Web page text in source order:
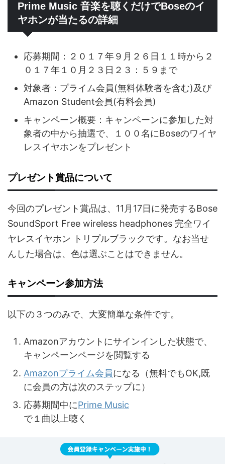
Prime Music 音楽を聴くだけでBoseのイ
ヤホンが当たるの詳細
応募期間：２０１７年９月２６日１１時から２
０１７年１０月２３日２３：５９まで
対象者：プライム会員(無料体験者を含む)及び
Amazon Student会員(有料会員)
キャンペーン概要：キャンペーンに参加した対
象者の中から抽選で、１００名にBoseのワイヤ
レスイヤホンをプレゼント
プレゼント賞品について
今回のプレゼント賞品は、11月17日に発売するBose
SoundSport Free wireless headphones 完全ワイ
ヤレスイヤホン トリプルブラックです。なお当せ
んした場合は、色は選ぶことはできません。
キャンペーン参加方法
以下の３つのみで、大変簡単な条件です。
Amazonアカウントにサインインした状態で、
キャンペーンページを閲覧する
Amazonプライム会員になる（無料でもOK,既
に会員の方は次のステップに）
応募期間中にPrime Music
で１曲以上聴く